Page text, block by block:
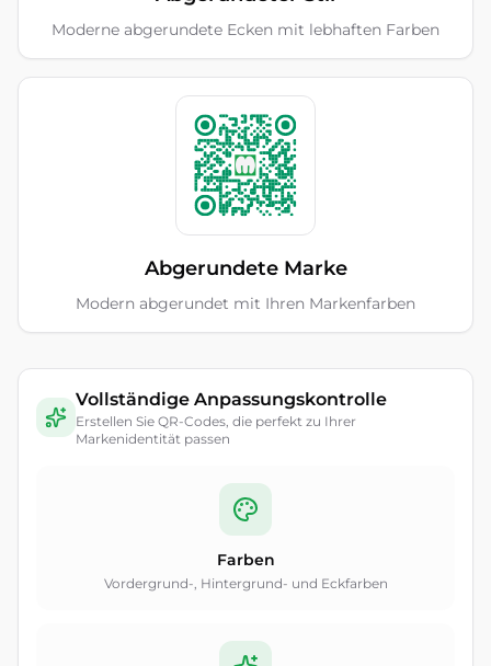
Moderne abgerundete Ecken mit lebhaften Farben
Abgerundete Marke
Modern abgerundet mit Ihren Markenfarben
Vollständige Anpassungskontrolle
Erstellen Sie QR-Codes, die perfekt zu Ihrer
Markenidentität passen
Farben
Vordergrund-, Hintergrund- und Eckfarben